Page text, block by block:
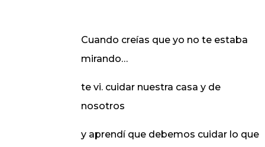
Cuando creías que yo no te estaba
mirando…
te vi. cuidar nuestra casa y de
nosotros
y aprendí que debemos cuidar lo que